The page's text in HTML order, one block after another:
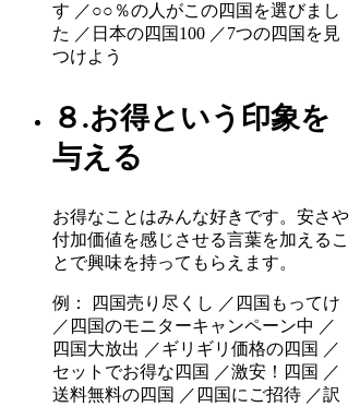
す ／○○％の人がこの四国を選びまし
た ／日本の四国100 ／7つの四国を見
つけよう
８.お得という印象を
与える
お得なことはみんな好きです。安さや
付加価値を感じさせる言葉を加えるこ
とで興味を持ってもらえます。
例： 四国売り尽くし ／四国もってけ
／四国のモニターキャンペーン中 ／
四国大放出 ／ギリギリ価格の四国 ／
セットでお得な四国 ／激安！四国 ／
送料無料の四国 ／四国にご招待 ／訳